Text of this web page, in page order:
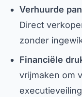
Verhuurde
Direct
zonder
Financiële
vrijmaken om